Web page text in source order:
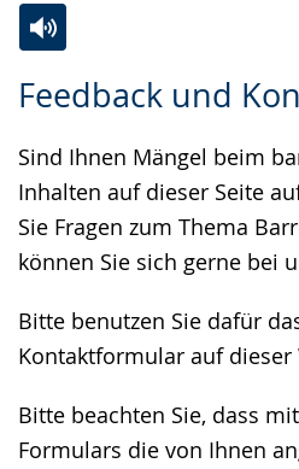
Feedback und
Sind Ihnen Mängel beim
Inhalten auf dieser Seite
Sie Fragen zum Thema
können Sie sich gerne bei
Bitte benutzen Sie dafür
Kontaktformular auf dieser
Bitte beachten Sie, dass
Formulars die von Ihnen
Leichten
wechseln.
Audio-
Video
Deutscher
Gebärdensprache
wird
angezeigt.